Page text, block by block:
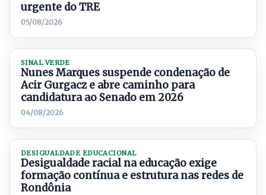
urgente do TRE
05/08/2026
SINAL VERDE
Nunes Marques suspende condenação de
Acir Gurgacz e abre caminho para
candidatura ao Senado em 2026
04/08/2026
DESIGUALDADE EDUCACIONAL
Desigualdade racial na educação exige
formação contínua e estrutura nas redes de
Rondônia